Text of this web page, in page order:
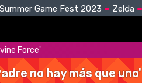
Summer Game Fest 2023 Zelda
Force'
no hay más que uno'